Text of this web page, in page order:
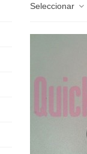
Seleccionar